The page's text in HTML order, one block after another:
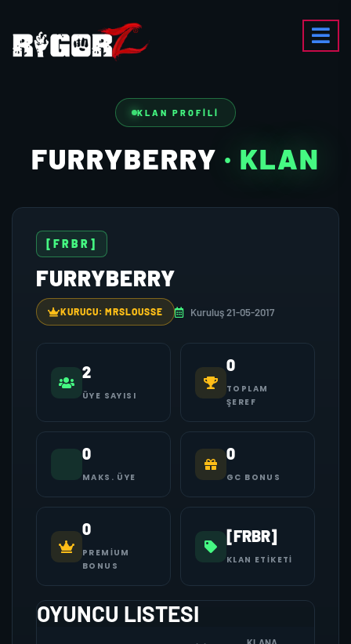
KLAN PROFILI
FURRYBERRY · KLAN
[FRBR]
FURRYBERRY
KURUCU: MRSLOUSSE Kuruluş 21-05-2017
2
ÜYE SAYISI
0
TOPLAM
ŞEREF
0
MAKS. ÜYE
0
GC BONUS
0
PREMIUM
BONUS
[FRBR]
KLAN ETIKETI
OYUNCU LISTESI